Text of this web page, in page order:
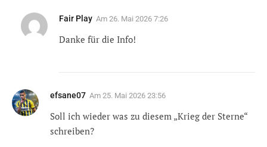
Fair Play Am 26. Mai 2026 7:26
Danke für die Info!
efsane07 Am 25. Mai 2026 23:56
Soll ich wieder was zu diesem „Krieg der Sterne“
schreiben?